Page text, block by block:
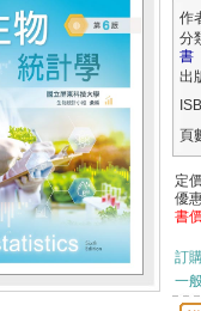
作
分
書
出
頁
定
優
書
訂
一